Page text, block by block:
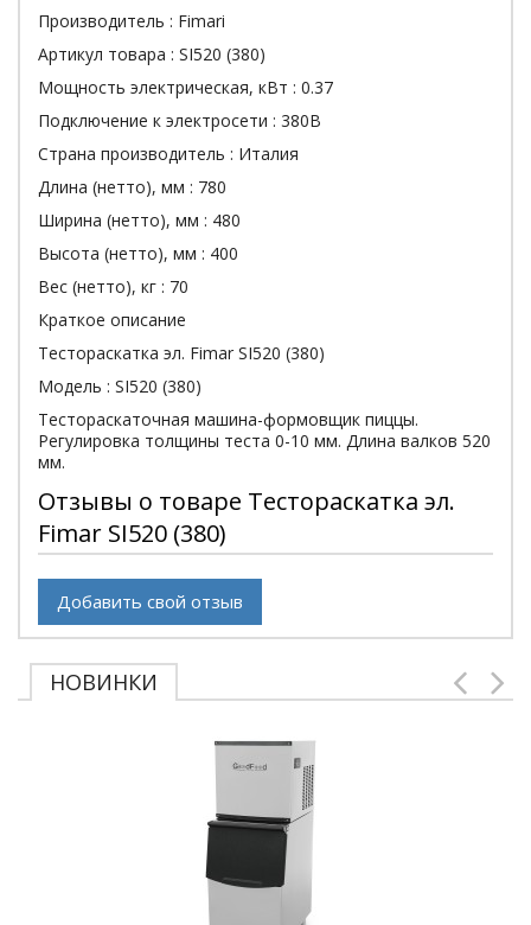
Производитель : Fimari
Артикул товара : SI520 (380)
Мощность электрическая, кВт : 0.37
Подключение к электросети : 380В
Страна производитель : Италия
Длина (нетто), мм : 780
Ширина (нетто), мм : 480
Высота (нетто), мм : 400
Вес (нетто), кг : 70
Краткое описание
Тестораскатка эл. Fimar SI520 (380)
Модель : SI520 (380)
Тестораскаточная машина-формовщик пиццы.
Регулировка толщины теста 0-10 мм. Длина валков 520
мм.
Отзывы о товаре Тестораскатка эл.
Fimar SI520 (380)
Добавить свой отзыв
НОВИНКИ